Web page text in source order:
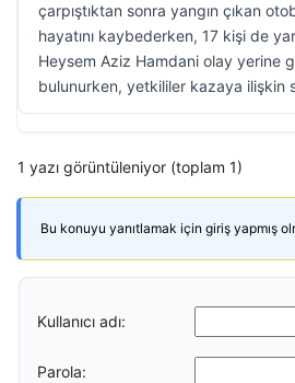
çarpıştıktan sonra yangın çıkan
hayatını kaybederken, 17 kişi de
Heysem Aziz Hamdani olay yerine
bulunurken, yetkililer kazaya ilişkin
1 yazı görüntüleniyor (toplam 1)
Bu konuyu yanıtlamak için giriş yapmış
Kullanıcı adı:
Parola: